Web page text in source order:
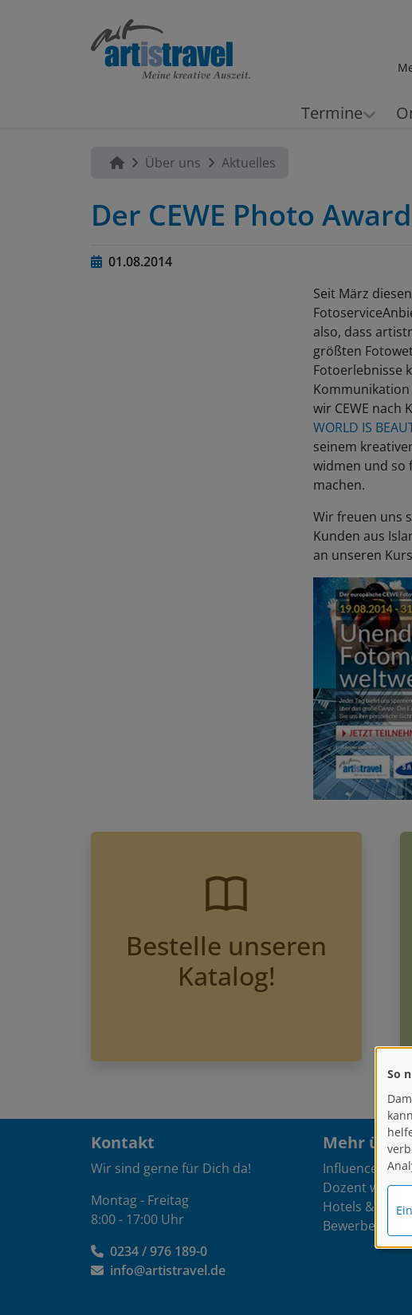
Termine
Über uns Aktuelles
Der CEWE Photo
01.08.2014
Seit März
also, dass
größten
Fotoerlebnisse
wir CEWE
WORLD IS
seinem
widmen und so
machen.
Wir freuen uns
Kunden aus
an unseren
Bestelle unseren
Katalog!
Kontakt
Wir sind gerne für Dich da!
Montag - Freitag
8:00 - 17:00 Uhr
0234 / 976 189-0
info@artistravel.de
Mehr
Influencer
Dozent
Hotels &
Bewerben
So